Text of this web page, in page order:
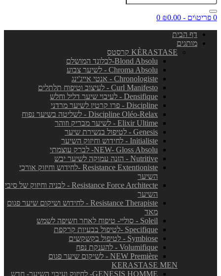
0 פריט\ים - ₪0.00
0
דף הבית
מותגים
KÈRASTASE קרסטס
Blond Absolu-לבלונד המושלם
Chroma Absolu - לשיער צבוע
Chronologiste - אנטי אייג'ינג
Curl Manifesto - לעיצוב וטיפוח תלתלים
Densifique - לעיבוי שיער דליל וחלש
Discipline - פרו קרטין לשיער מרדני
Discipline Oléo-Relax - לשליטה בשיער נפוח
Elixir Ultime - לשיער מבריק וזוהר
Genesis - לטיפול בנשירת שיער
Initialiste - לחידוש וחיזוק השיער
NEW- Gloss Absolu- לברק עוצמתי
Nutritive - הזנה עמוקה לשיער יבש
Resistance Extentioniste -לחידוש וחיזוק אורכי
השיער
Resistance Force Architecte - לבניה וחיזוק של סיבי
השיער
Resistance Therapiste - לחידוש ושיקום שיער פגום
מאד
Soleil - סוליי- טיפוח לאחר חשיפה לשמש
Specifique -לטיפול בבעיות קרקפת
Symbiose - לטיפול בקשקשים
Volumifique - להענקת נפח
NEW Première - לשיקום שיער פגום
KERASTASE MEN
GENESIS HOMME- לחיזוק ועיבוי השיער- חדש